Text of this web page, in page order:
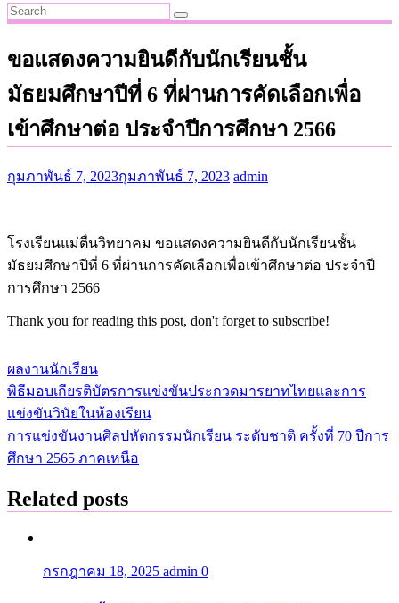
ขอแสดงความยินดีกับนักเรียนชั้น
มัธยมศึกษาปีที่ 6 ที่ผ่านการคัดเลือกเพื่อ
เข้าศึกษาต่อ ประจำปีการศึกษา 2566
กุมภาพันธ์ 7, 2023กุมภาพันธ์ 7, 2023 admin
โรงเรียนแม่ตื่นวิทยาคม ขอแสดงความยินดีกับนักเรียนชั้น
มัธยมศึกษาปีที่ 6 ที่ผ่านการคัดเลือกเพื่อเข้าศึกษาต่อ ประจำปี
การศึกษา 2566
Thank you for reading this post, don't forget to subscribe!
ผลงานนักเรียน
แนะแนว
เรื่อง
พิธีมอบเกียรติบัตรการแข่งขันประกวดมารยาทไทยและการ
แข่งขันวินัยในห้องเรียน
การแข่งขันงานศิลปหัตกรรมนักเรียน ระดับชาติ ครั้งที่ 70 ปีการ
ศึกษา 2565 ภาคเหนือ
Related posts
กรกฎาคม 18, 2025 admin 0